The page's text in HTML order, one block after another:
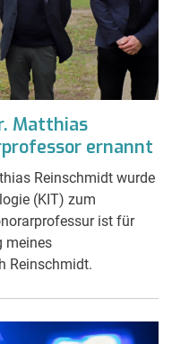
Matthias
ernannt
Reinschmidt wurde
(KIT) zum
ist für
meines
Reinschmidt.